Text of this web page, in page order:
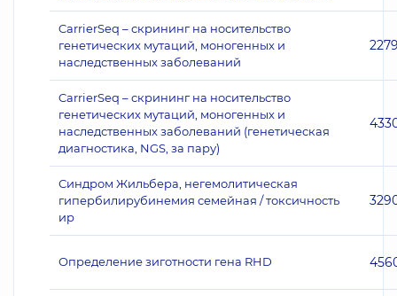
CarrierSeq – скрининг на носительство
генетических мутаций, моногенных и
наследственных заболеваний
CarrierSeq – скрининг на носительство
генетических мутаций, моногенных и
наследственных заболеваний (генетическая
диагностика, NGS, за пару)
Синдром Жильбера, негемолитическая
гипербилирубинемия семейная / токсичность
ир
Определение зиготности гена RHD